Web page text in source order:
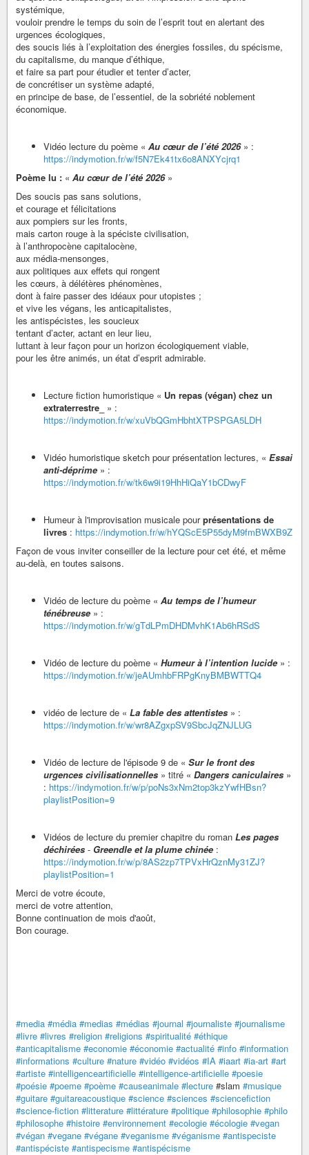
systémique,
vouloir prendre le temps du soin de l’esprit tout en alertant des
urgences écologiques,
des soucis liés à l’exploitation des énergies fossiles, du spécisme,
du capitalisme, du manque d’éthique,
et faire sa part pour étudier et tenter d’acter,
de concrétiser un système adapté,
en principe de base, de l’essentiel, de la sobriété noblement
économique.
Vidéo lecture du poème « Au cœur de l’été 2026» :
https://indymotion.fr/w/f5N7Ek41tx6o8ANXYcjrq1
Poème lu : « Au cœur de l’été 2026»
Des soucis pas sans solutions,
et courage et félicitations
aux pompiers sur les fronts,
mais carton rouge à la spéciste civilisation,
à l’anthropocène capitalocène,
aux média-mensonges,
aux politiques aux effets qui rongent
les cœurs, à délétères phénomènes,
dont à faire passer des idéaux pour utopistes ;
et vive les végans, les anticapitalistes,
les antispécistes, les soucieux
tentant d’acter, actant en leur lieu,
luttant à leur façon pour un horizon écologiquement viable,
pour les être animés, un état d’esprit admirable.
Lecture fiction humoristique « Un repas (végan) chez un
extraterrestre_
» :
https://indymotion.fr/w/xuVbQGmHbhtXTPSPGA5LDH
Vidéo humoristique sketch pour présentation lectures, « Essai
anti-déprime » :
https://indymotion.fr/w/tk6w9i19HhHiQaY1bCDwyF
Humeur à l'improvisation musicale pourprésentations de
livres : https://indymotion.fr/w/hYQScE5P55dyM9fmBWXB9Z
Façon de vous inviter conseiller de la lecture pour cet été, et même
au-delà, en toutes saisons.
Vidéo de lecture du poème « Au temps de l’humeur
ténébreuse » :
https://indymotion.fr/w/gTdLPmDHDMvhK1Ab6hRSdS
Vidéo de lecture du poème « Humeur à l’intention lucide » :
https://indymotion.fr/w/jeAUmhbFRPgKnyBMBWTTQ4
vidéo de lecture de « La fable des attentistes » :
https://indymotion.fr/w/wr8AZgxpSV9SbcJqZNJLUG
Vidéo de lecture de l'épisode 9 de « Sur le front des
urgences civilisationnelles » titré « Dangers caniculaires »
: https://indymotion.fr/w/p/poNs3xNm2top3kzYwfHBsn?
playlistPosition=9
Vidéos de lecture du premier chapitre du roman Les pages
déchirées - Greendle et la plume chinée :
https://indymotion.fr/w/p/8AS2zp7TPVxHrQznMy31ZJ?
playlistPosition=1
Merci de votre écoute,
merci de votre attention,
Bonne continuation de mois d'août,
Bon courage.
#media #média #medias #médias #journal #journaliste #journalisme
#livre #livres #religion #religions #spiritualité #éthique
#anticapitalisme #economie #économie #actualité #info #information
#informations #culture #nature #vidéo #vidéos #IA #iaart #ia-art #art
#artiste #intelligenceartificielle #intelligence-artificielle #poesie
#poésie #poeme #poème #causeanimale #lecture #slam #musique
#guitare #guitareacoustique #science #sciences #sciencefiction
#science-fiction #litterature #littérature #politique #philosophie #philo
#philosophe #histoire #environnement #ecologie #écologie #vegan
#végan #vegane #végane #veganisme #véganisme #antispeciste
#antispéciste #antispecisme #antispécisme